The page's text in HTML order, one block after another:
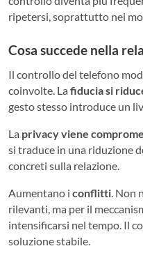
ripetersi, soprattutto nei
Cosa succede nella
Il controllo del telefono
coinvolte. La fiducia si
gesto stesso introduce un
La privacy viene
si traduce in una riduzione
concreti sulla relazione.
Aumentano i conflitti. Non
rilevanti, ma per il
intensificarsi nel tempo. Il
soluzione stabile.